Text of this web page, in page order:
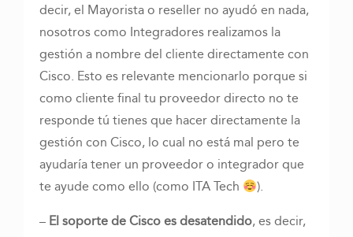
decir, el Mayorista o reseller no ayudó en nada,
nosotros como Integradores realizamos la
gestión a nombre del cliente directamente con
Cisco. Esto es relevante mencionarlo porque si
como cliente final tu proveedor directo no te
responde tú tienes que hacer directamente la
gestión con Cisco, lo cual no está mal pero te
ayudaría tener un proveedor o integrador que
te ayude como ello (como ITA Tech
).
– El soporte de Cisco es desatendido, es decir,